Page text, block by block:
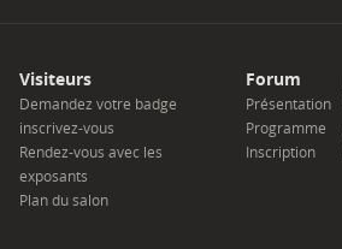
Visiteurs
Demandez votre badge
inscrivez-vous
Rendez-vous avec les
exposants
Plan du salon
Forum
Présentation
Programme
Inscription